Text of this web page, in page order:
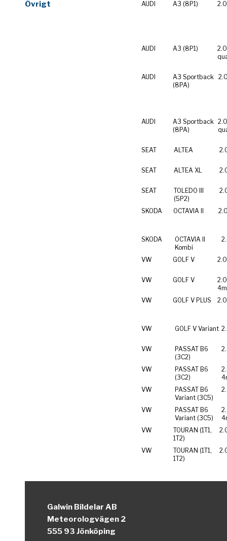
Övrigt
AUDI
A3 (8P1)
AUDI A3 (8P1)
AUDI
A3 Sportback
(8PA)
AUDI
A3 Sportback
(8PA)
SEAT ALTEA
SEAT ALTEA XL
SEAT
TOLEDO III
(5P2)
SKODA OCTAVIA II
SKODA
OCTAVIA II
Kombi
VW GOLF V
VW GOLF V
VW
GOLF V PLUS
VW GOLF V Variant
VW
PASSAT B6
(3C2)
VW
PASSAT B6
(3C2)
VW
PASSAT B6
Variant (3C5)
VW
PASSAT B6
Variant (3C5)
VW
TOURAN (1T1,
1T2)
VW
TOURAN (1T1,
1T2)
Galwin Bildelar AB
Meteorologvägen 2
555 93 Jönköping